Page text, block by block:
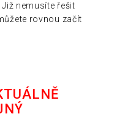
nemusíte řešit
rovnou začít